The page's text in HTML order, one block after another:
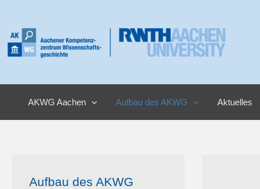
springen
AKWG Aachen Aufbau des AKWG Aktuelles
Aufbau des AKWG